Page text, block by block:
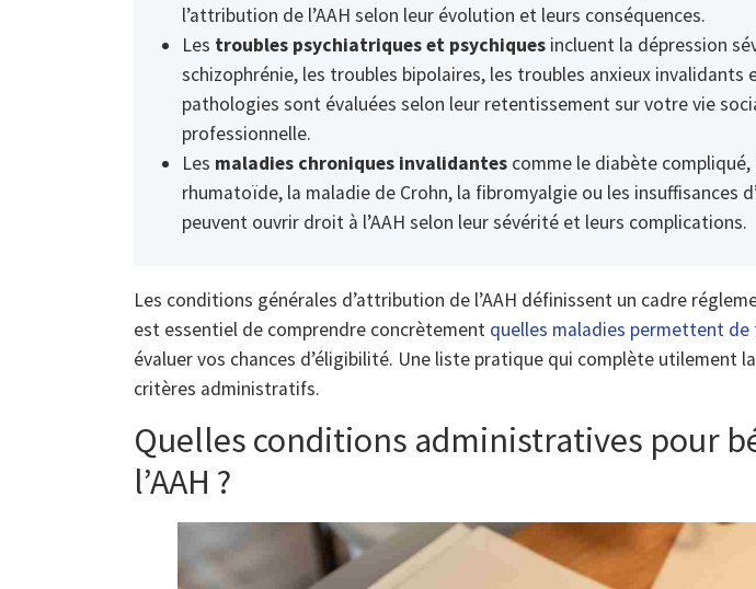
l’attribution de l’AAH selon leur évolution et leurs conséquences.
Les troubles psychiatriques et psychiques incluent la dépression
schizophrénie, les troubles bipolaires, les troubles anxieux invalidants
pathologies sont évaluées selon leur retentissement sur votre vie
professionnelle.
Les maladies chroniques invalidantes comme le diabète
rhumatoïde, la maladie de Crohn, la fibromyalgie ou les insuffisances
peuvent ouvrir droit à l’AAH selon leur sévérité et leurs complications.
Les conditions générales d’attribution de l’AAH définissent un cadre
est essentiel de comprendre concrètement quelles maladies permettent de
évaluer vos chances d’éligibilité. Une liste pratique qui complète utilement
critères administratifs.
Quelles conditions administratives pour
l’AAH ?